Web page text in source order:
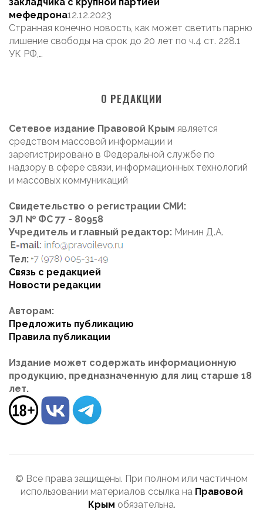
мефедрона12.12.2023
Странная конечно новость, как может светить парню
лишение свободы на срок до 20 лет по ч.4 ст. 228.1
УК РФ,…
О РЕДАКЦИИ
Сетевое издание Правовой Крым является
средством массовой информации и
зарегистрировано в Федеральной службе по
надзору в сфере связи, информационных технологий
и массовых коммуникаций
Свидетельство о регистрации СМИ:
ЭЛ № ФС 77 - 80958
Учредитель и главный редактор: Минин Д.А.
Тел:
Связь с редакцией
Новости редакции
Авторам:
Предложить публикацию
Правила публикации
Издание может содержать информационную
продукцию, предназначенную для лиц старше 18
лет.
© Все права защищены. При полном или частичном
использовании материалов ссылка на Правовой
Крым обязательна.